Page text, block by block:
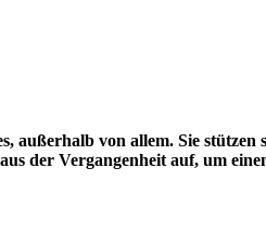
außerhalb von allem. Sie
der Vergangenheit auf, um